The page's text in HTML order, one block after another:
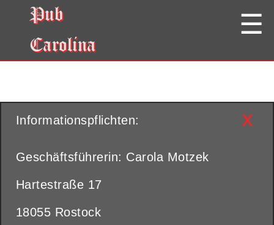
Pub
Carolina
Informationspflichten:
Geschäftsführerin: Carola Motzek
Hartestraße 17
18055 Rostock
x